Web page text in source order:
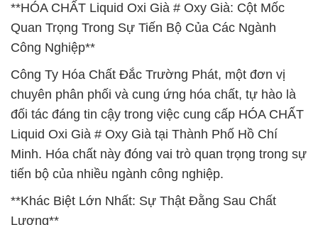
**HÓA CHẤT Liquid Oxi Già # Oxy Già: Cột Mốc
Quan Trọng Trong Sự Tiến Bộ Của Các Ngành
Công Nghiệp**
Công Ty Hóa Chất Đắc Trường Phát, một đơn vị
chuyên phân phối và cung ứng hóa chất, tự hào là
đối tác đáng tin cậy trong việc cung cấp HÓA CHẤT
Liquid Oxi Già # Oxy Già tại Thành Phố Hồ Chí
Minh. Hóa chất này đóng vai trò quan trọng trong sự
tiến bộ của nhiều ngành công nghiệp.
**Khác Biệt Lớn Nhất: Sự Thật Đằng Sau Chất
Lượng**